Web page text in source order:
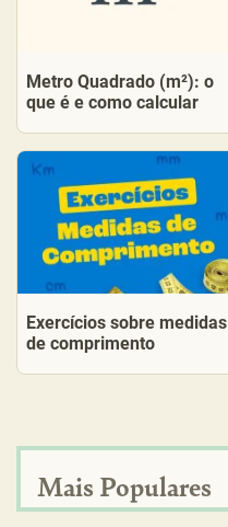
Metro Quadrado (m²): o
que é e como calcular
Exercícios sobre medidas
de comprimento
Mais Populares